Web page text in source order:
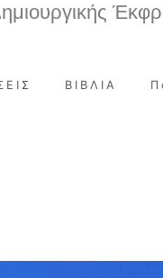
ΒΙΒΛΙΑ